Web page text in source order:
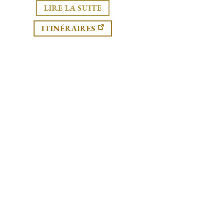
LIRE LA SUITE
ITINÉRAIRES